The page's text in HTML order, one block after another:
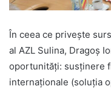
În ceea ce privește
al AZL Sulina, Dragoș
oportunități: susținere
internaționale (soluția